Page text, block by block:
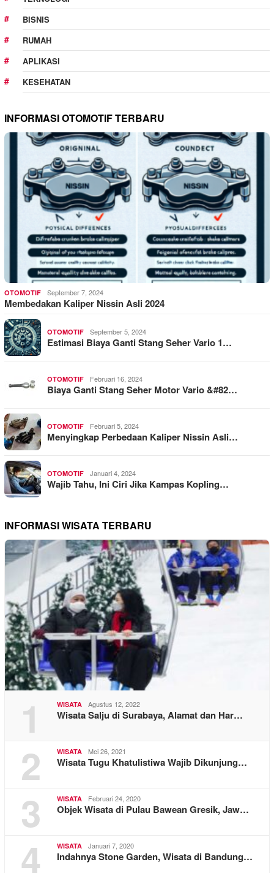
BISNIS
RUMAH
APLIKASI
KESEHATAN
INFORMASI OTOMOTIF TERBARU
OTOMOTIF September 7, 2024
Membedakan Kaliper Nissin Asli 2024
OTOMOTIF September 5, 2024
Estimasi Biaya Ganti Stang Seher Vario 1…
OTOMOTIF Februari 16, 2024
Biaya Ganti Stang Seher Motor Vario &#82…
OTOMOTIF Februari 5, 2024
Menyingkap Perbedaan Kaliper Nissin Asli…
OTOMOTIF Januari 4, 2024
Wajib Tahu, Ini Ciri Jika Kampas Kopling…
INFORMASI WISATA TERBARU
1 WISATA Agustus 12, 2022
Wisata Salju di Surabaya, Alamat dan Har…
2 WISATA Mei 26, 2021
Wisata Tugu Khatulistiwa Wajib Dikunjung…
3 WISATA Februari 24, 2020
Objek Wisata di Pulau Bawean Gresik, Jaw…
4 WISATA Januari 7, 2020
Indahnya Stone Garden, Wisata di Bandung…